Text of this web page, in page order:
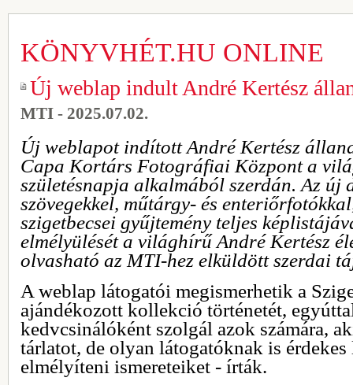
KÖNYVHÉT.HU ONLINE
Új weblap indult André Kertész
MTI - 2025.07.02.
Új weblapot indított André Kertész
Capa Kortárs Fotográfiai Központ a
születésnapja alkalmából szerdán. Az új
szövegekkel, műtárgy- és
szigetbecsei gyűjtemény teljes
elmélyülését a világhírű André Kertész
olvasható az MTI-hez elküldött szerdai
A weblap látogatói megismerhetik a
ajándékozott kollekció történetét,
kedvcsinálóként szolgál azok számára,
tárlatot, de olyan látogatóknak is
elmélyíteni ismereteiket - írták.